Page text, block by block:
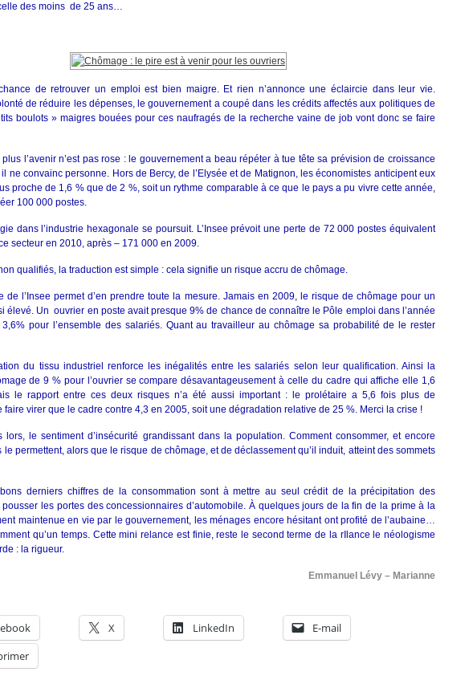
des moins de 25 ans…
de retrouver un emploi est bien maigre. Et rien n’annonce une éclaircie dans leur vie.
de réduire les dépenses, le gouvernement a coupé dans les crédits affectés aux politiques de
boulots » maigres bouées pour ces naufragés de la recherche vaine de job vont donc se faire
l’avenir n’est pas rose : le gouvernement a beau répéter à tue tête sa prévision de croissance
ne convainc personne. Hors de Bercy, de l’Elysée et de Matignon, les économistes anticipent eux
proche de 1,6 % que de 2 %, soit un rythme comparable à ce que le pays a pu vivre cette année,
100 000 postes.
dans l’industrie hexagonale se poursuit. L’Insee prévoit une perte de 72 000 postes équivalent
secteur en 2010, après – 171 000 en 2009.
qualifiés, la traduction est simple : cela signifie un risque accru de chômage.
de l’Insee permet d’en prendre toute la mesure. Jamais en 2009, le risque de chômage pour un
élevé. Un ouvrier en poste avait presque 9% de chance de connaître le Pôle emploi dans l’année
pour l’ensemble des salariés. Quant au travailleur au chômage sa probabilité de le rester
du tissu industriel renforce les inégalités entre les salariés selon leur qualification. Ainsi la
de 9 % pour l’ouvrier se compare désavantageusement à celle du cadre qui affiche elle 1,6
le rapport entre ces deux risques n’a été aussi important : le prolétaire a 5,6 fois plus de
faire virer que le cadre contre 4,3 en 2005, soit une dégradation relative de 25 %. Merci la crise !
lors, le sentiment d’insécurité grandissant dans la population. Comment consommer, et encore
permettent, alors que le risque de chômage, et de déclassement qu’il induit, atteint des sommets
derniers chiffres de la consommation sont à mettre au seul crédit de la précipitation des
les portes des concessionnaires d’automobile. À quelques jours de la fin de la prime à la
maintenue en vie par le gouvernement, les ménages encore hésitant ont profité de l’aubaine…
qu’un temps. Cette mini relance est finie, reste le second terme de la rIlance le néologisme
: la rigueur.
Emmanuel Lévy – Marianne
X LinkedIn
E-mail